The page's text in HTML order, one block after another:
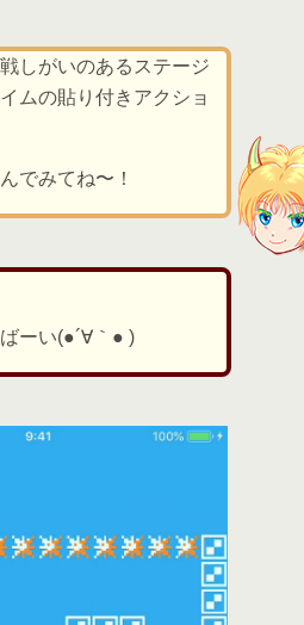
しがいのあるステージ
ムの貼り付きアクショ
でみてね〜！
ーい(●´∀｀● )